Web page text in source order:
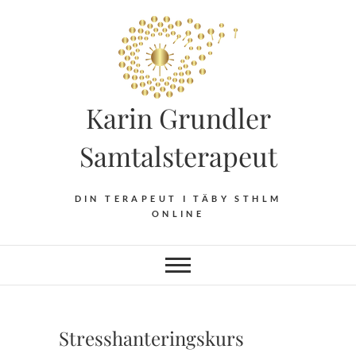
Karin Grundler
Samtalsterapeut
DIN TERAPEUT I TÄBY STHLM
ONLINE
Stresshanteringskurs